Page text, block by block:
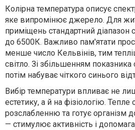
Колірна температура описує
яке випромінює джерело. Для
приміщень стандартний діапазон
до 6500К. Важливо пам'ятати
менше число Кельвінів, тим
світло. Зі збільшенням показника
потім набуває чіткого синього
Вибір температури впливає не
естетику, а й на фізіологію. Тепле
розслабленню та готує організм
— стимулює активність і